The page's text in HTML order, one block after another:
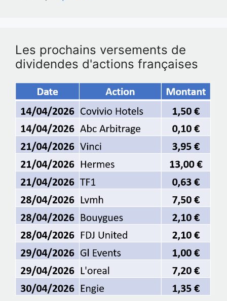
Les prochains versements de
dividendes d'actions françaises